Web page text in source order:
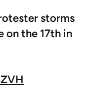
storms
on the 17th in